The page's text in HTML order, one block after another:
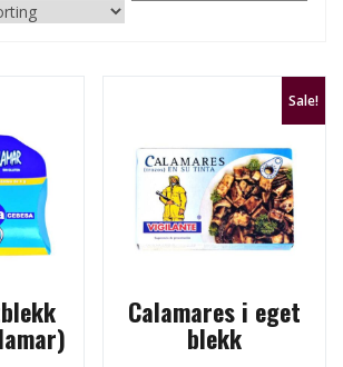
Sale!
Calamares i eget
blekk